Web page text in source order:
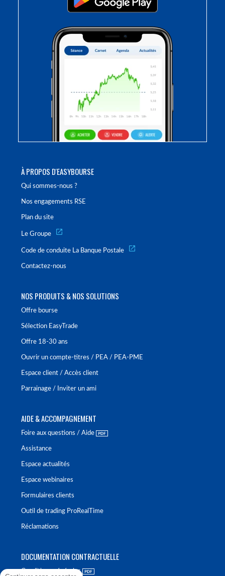
À PROPOS D'EASYBOURSE
Qui sommes-nous ?
Nos engagements RSE
Plan du site
Le Groupe
Code de conduite La Banque Postale
Contactez-nous
NOS PRODUITS & NOS SOLUTIONS
Offre bourse
Sélection EasyTrade
Offre 18-30 ans
Ouvrir un compte-titres / PEA / PEA-PME
Espace client / Accès client
Parrainage / Inviter un ami
AIDE & ACCOMPAGNEMENT
Foire aux questions / Aide
Assistance
Espace actualités
Espace webinaires
Formulaires clients
Outil de trading ProRealTime
Réclamations
DOCUMENTATION CONTRACTUELLE
Conditions générales